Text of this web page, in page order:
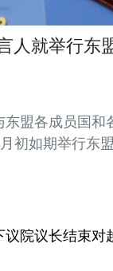
人就举行东
东盟各成员国和
初如期举行东
院议长结束对